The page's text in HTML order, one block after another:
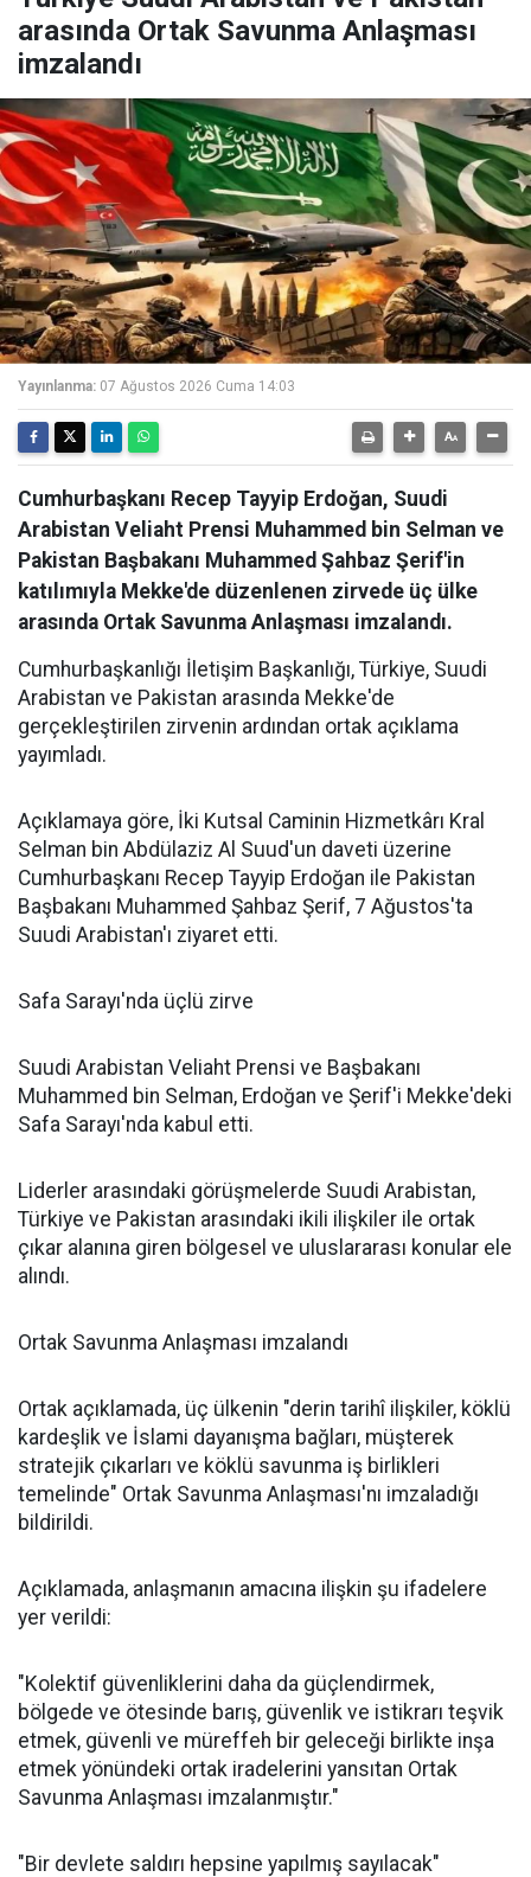
arasında Ortak Savunma Anlaşması
imzalandı
Yayınlanma: 07 Ağustos 2026 Cuma 14:03
Cumhurbaşkanı Recep Tayyip Erdoğan, Suudi
Arabistan Veliaht Prensi Muhammed bin Selman ve
Pakistan Başbakanı Muhammed Şahbaz Şerif'in
katılımıyla Mekke'de düzenlenen zirvede üç ülke
arasında Ortak Savunma Anlaşması imzalandı.
Cumhurbaşkanlığı İletişim Başkanlığı, Türkiye, Suudi
Arabistan ve Pakistan arasında Mekke'de
gerçekleştirilen zirvenin ardından ortak açıklama
yayımladı.
Açıklamaya göre, İki Kutsal Caminin Hizmetkârı Kral
Selman bin Abdülaziz Al Suud'un daveti üzerine
Cumhurbaşkanı Recep Tayyip Erdoğan ile Pakistan
Başbakanı Muhammed Şahbaz Şerif, 7 Ağustos'ta
Suudi Arabistan'ı ziyaret etti.
Safa Sarayı'nda üçlü zirve
Suudi Arabistan Veliaht Prensi ve Başbakanı
Muhammed bin Selman, Erdoğan ve Şerif'i Mekke'deki
Safa Sarayı'nda kabul etti.
Liderler arasındaki görüşmelerde Suudi Arabistan,
Türkiye ve Pakistan arasındaki ikili ilişkiler ile ortak
çıkar alanına giren bölgesel ve uluslararası konular ele
alındı.
Ortak Savunma Anlaşması imzalandı
Ortak açıklamada, üç ülkenin "derin tarihî ilişkiler, köklü
kardeşlik ve İslami dayanışma bağları, müşterek
stratejik çıkarları ve köklü savunma iş birlikleri
temelinde" Ortak Savunma Anlaşması'nı imzaladığı
bildirildi.
Açıklamada, anlaşmanın amacına ilişkin şu ifadelere
yer verildi:
"Kolektif güvenliklerini daha da güçlendirmek,
bölgede ve ötesinde barış, güvenlik ve istikrarı teşvik
etmek, güvenli ve müreffeh bir geleceği birlikte inşa
etmek yönündeki ortak iradelerini yansıtan Ortak
Savunma Anlaşması imzalanmıştır."
"Bir devlete saldırı hepsine yapılmış sayılacak"